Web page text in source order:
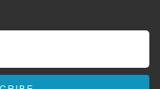
নিয়োগ বিজ্ঞপ্তি